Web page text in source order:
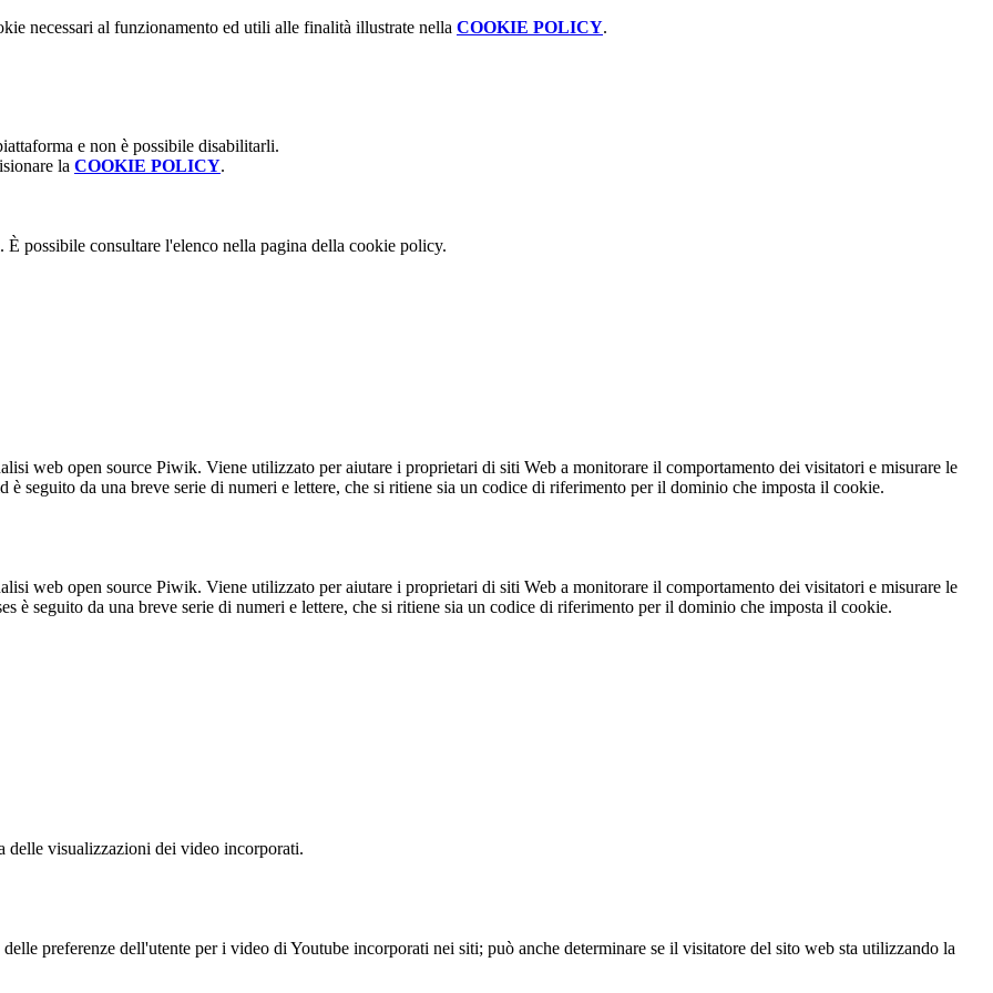
necessari al funzionamento ed utili alle finalità illustrate nella COOKIE POLICY.
e non è possibile disabilitarli.
la COOKIE POLICY.
possibile consultare l'elenco nella pagina della cookie policy.
web open source Piwik. Viene utilizzato per aiutare i proprietari di siti Web a monitorare il comportamento dei visitatori e misurare le
seguito da una breve serie di numeri e lettere, che si ritiene sia un codice di riferimento per il dominio che imposta il cookie.
web open source Piwik. Viene utilizzato per aiutare i proprietari di siti Web a monitorare il comportamento dei visitatori e misurare le
è seguito da una breve serie di numeri e lettere, che si ritiene sia un codice di riferimento per il dominio che imposta il cookie.
delle visualizzazioni dei video incorporati.
preferenze dell'utente per i video di Youtube incorporati nei siti; può anche determinare se il visitatore del sito web sta utilizzando la